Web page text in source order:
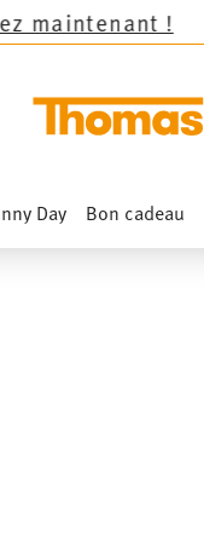
Day Bon cadeau